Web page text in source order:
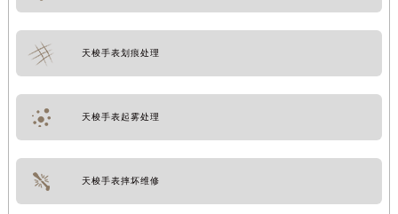
天梭手表划痕处理
天梭手表起雾处理
天梭手表摔坏维修